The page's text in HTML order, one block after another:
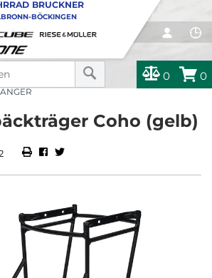
0 0
BRUCKNER
BÖCKINGEN
Coho (gelb)